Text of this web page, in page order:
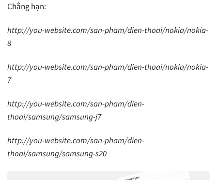
Chẳng hạn:
http://you-website.com/san-pham/dien-thoai/nokia/nokia-
8
http://you-website.com/san-pham/dien-thoai/nokia/nokia-
7
http://you-website.com/san-pham/dien-
thoai/samsung/samsung-j7
http://you-website.com/san-pham/dien-
thoai/samsung/samsung-s20